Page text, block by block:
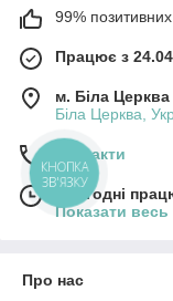
99% позитивних
Працює з
м. Біла Церква
Біла Церква,
Контакти
Сьогодні
Показати весь
Про нас
КНОПКА
ЗВ'ЯЗКУ